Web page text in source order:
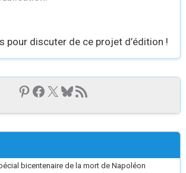
pour discuter de ce projet d’édition !
bicentenaire de la mort de Napoléon